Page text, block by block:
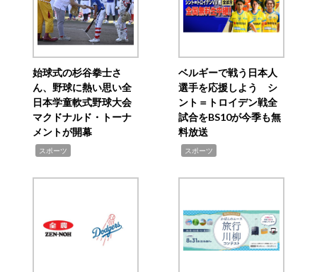
始球式の杉谷拳士さ
ん、野球に熱い思い全
日本学童軟式野球大会
マクドナルド・トーナ
メントが開幕
スポーツ
ベルギーで戦う日本人
選手を応援しよう シ
ント＝トロイデン戦全
試合をBS10が今季も無
料放送
スポーツ